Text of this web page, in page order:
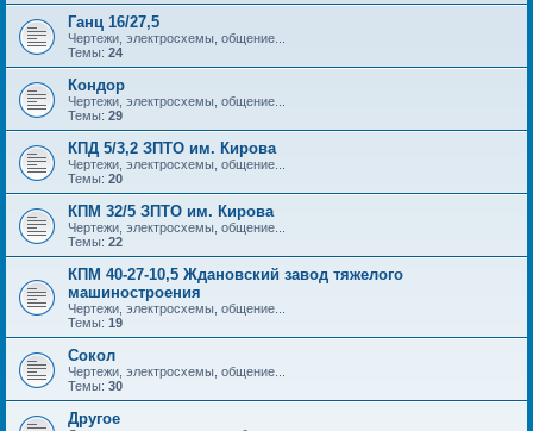
Ганц 16/27,5
Чертежи, электросхемы, общение...
Темы: 24
Кондор
Чертежи, электросхемы, общение...
Темы: 29
КПД 5/3,2 ЗПТО им. Кирова
Чертежи, электросхемы, общение...
Темы: 20
КПМ 32/5 ЗПТО им. Кирова
Чертежи, электросхемы, общение...
Темы: 22
КПМ 40-27-10,5 Ждановский завод тяжелого
машиностроения
Чертежи, электросхемы, общение...
Темы: 19
Сокол
Чертежи, электросхемы, общение...
Темы: 30
Другое